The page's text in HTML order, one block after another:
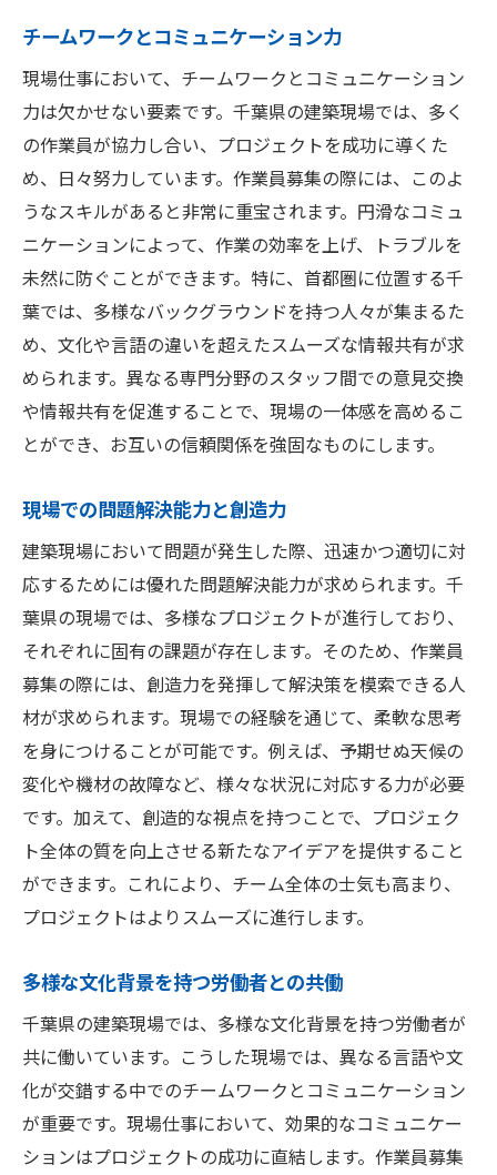
チームワークとコミュニケーション力
現場仕事において、チームワークとコミュニケーション
力は欠かせない要素です。千葉県の建築現場では、多く
の作業員が協力し合い、プロジェクトを成功に導くた
め、日々努力しています。作業員募集の際には、このよ
うなスキルがあると非常に重宝されます。円滑なコミュ
ニケーションによって、作業の効率を上げ、トラブルを
未然に防ぐことができます。特に、首都圏に位置する千
葉では、多様なバックグラウンドを持つ人々が集まるた
め、文化や言語の違いを超えたスムーズな情報共有が求
められます。異なる専門分野のスタッフ間での意見交換
や情報共有を促進することで、現場の一体感を高めるこ
とができ、お互いの信頼関係を強固なものにします。
現場での問題解決能力と創造力
建築現場において問題が発生した際、迅速かつ適切に対
応するためには優れた問題解決能力が求められます。千
葉県の現場では、多様なプロジェクトが進行しており、
それぞれに固有の課題が存在します。そのため、作業員
募集の際には、創造力を発揮して解決策を模索できる人
材が求められます。現場での経験を通じて、柔軟な思考
を身につけることが可能です。例えば、予期せぬ天候の
変化や機材の故障など、様々な状況に対応する力が必要
です。加えて、創造的な視点を持つことで、プロジェク
ト全体の質を向上させる新たなアイデアを提供すること
ができます。これにより、チーム全体の士気も高まり、
プロジェクトはよりスムーズに進行します。
多様な文化背景を持つ労働者との共働
千葉県の建築現場では、多様な文化背景を持つ労働者が
共に働いています。こうした現場では、異なる言語や文
化が交錯する中でのチームワークとコミュニケーション
が重要です。現場仕事において、効果的なコミュニケー
ションはプロジェクトの成功に直結します。作業員募集